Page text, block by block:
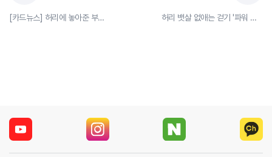
[카드뉴스] 허리에 놓아준 부항, 진짜 치료효과 있나요? 허리 뱃살 없애는 걷기 '파워 워킹' 운동 효과 높이는 방법